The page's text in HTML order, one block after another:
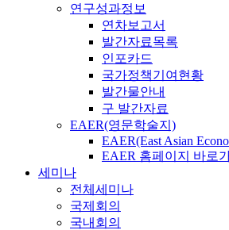
연구성과정보
연차보고서
발간자료목록
인포카드
국가정책기여현황
발간물안내
구 발간자료
EAER(영문학술지)
EAER(East Asian
EAER 홈페이지 바로가
세미나
전체세미나
국제회의
국내회의